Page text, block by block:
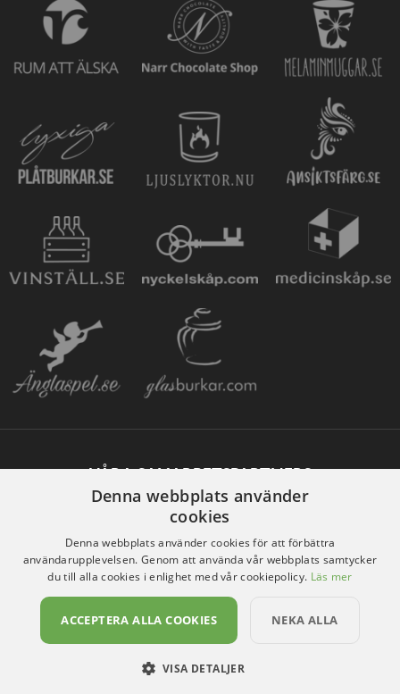
VÅRA SAMARBETSPARTNERS
Denna webbplats använder
cookies
Denna webbplats använder cookies för att förbättra
användarupplevelsen. Genom att använda vår webbplats samtycker
du till alla cookies i enlighet med vår cookiepolicy. Läs mer
ACCEPTERA ALLA COOKIES NEKA ALLA
VISA DETALJER